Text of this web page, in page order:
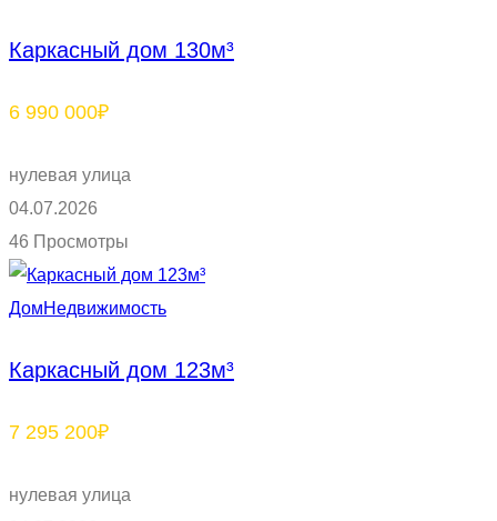
Каркасный дом 130м³
6 990 000₽
нулевая улица
04.07.2026
46 Просмотры
ДомНедвижимость
Каркасный дом 123м³
7 295 200₽
нулевая улица